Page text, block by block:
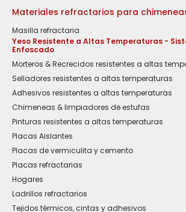
Materiales refractarios para
Masilla refractaria
Yeso Resistente a Altas Temperaturas -
Enfoscado
Morteros & Recrecidos resistentes a altas
Selladores resistentes a altas temperaturas
Adhesivos resistentes a altas temperaturas
Chimeneas & limpiadores de estufas
Pinturas resistentes a altas temperaturas
Placas Aislantes
Placas de vermiculita y cemento
Placas refractarias
Hogares
Ladrillos refractarios
Tejidos térmicos, cintas y adhesivos